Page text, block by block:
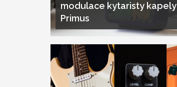
modulace kytaristy kapely
Primus